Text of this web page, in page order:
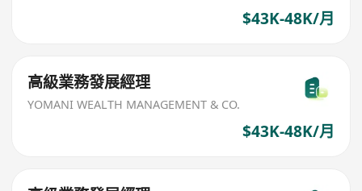
$43K-48K/月
高級業務發展經理
YOMANI WEALTH MANAGEMENT & CO.
$43K-48K/月